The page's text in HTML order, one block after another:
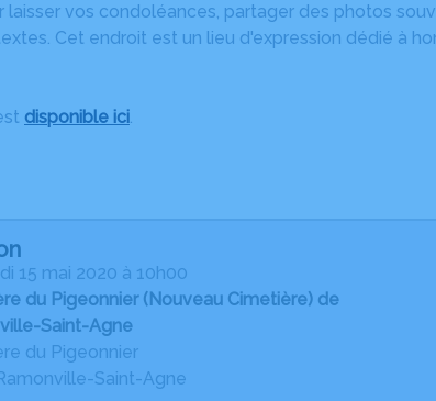
vos condoléances, partager des photos
Cet endroit est un lieu d'expression dédié à
disponible ici.
15 mai 2020 à 10h00
du Pigeonnier (Nouveau Cimetière) de
Saint-Agne
du Pigeonnier
Saint-Agne